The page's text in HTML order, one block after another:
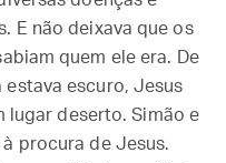
E não deixava que os
quem ele era. De
escuro, Jesus
lugar deserto. Simão e
procura de Jesus.